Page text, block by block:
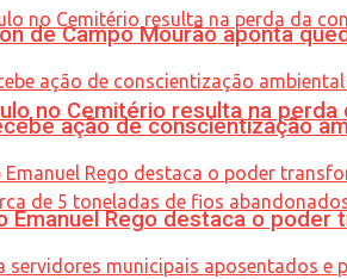
no Cemitério resulta na
de Campo Mourão aponta
ação de conscientização
Emanuel Rego destaca o